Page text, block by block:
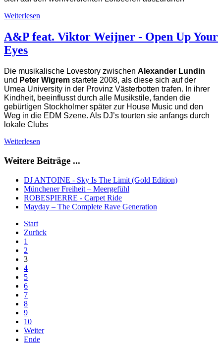
Weiterlesen
A&P feat. Viktor Weijner - Open Up Your
Eyes
Die musikalische Lovestory zwischen Alexander Lundin
und Peter Wigrem startete 2008, als diese sich auf der
Umea University in der Provinz Västerbotten trafen. In ihrer
Kindheit, beeinflusst durch alle Musikstile, fanden die
gebürtigen Stockholmer später zur House Music und den
Weg in die EDM Szene. Als DJ’s tourten sie anfangs durch
lokale Clubs
Weiterlesen
Weitere Beiträge ...
DJ ANTOINE - Sky Is The Limit (Gold Edition)
Münchener Freiheit – Meergefühl
ROBESPIERRE - Carpet Ride
Mayday – The Complete Rave Generation
Start
Zurück
1
2
3
4
5
6
7
8
9
10
Weiter
Ende